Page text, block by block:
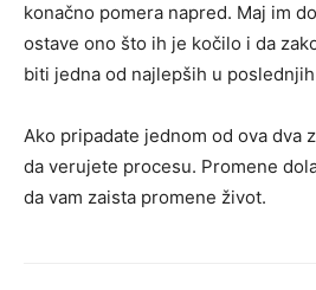
konačno pomera napred. Maj im
ostave ono što ih je kočilo i da
biti jedna od najlepših u
Ako pripadate jednom od ova dva
da verujete procesu. Promene
da vam zaista promene život.